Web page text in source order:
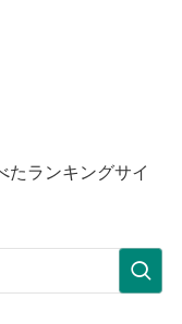
ランキングサイ